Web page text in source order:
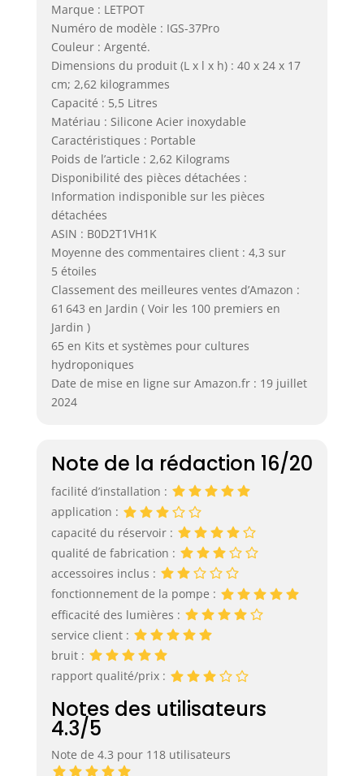
Marque : LETPOT
Numéro de modèle : IGS-37Pro
Couleur : Argenté.
Dimensions du produit (L x l x h) : 40 x 24 x 17
cm; 2,62 kilogrammes
Capacité : 5,5 Litres
Matériau : Silicone Acier inoxydable
Caractéristiques : Portable
Poids de l’article : 2,62 Kilograms
Disponibilité des pièces détachées :
Information indisponible sur les pièces
détachées
ASIN : B0D2T1VH1K
Moyenne des commentaires client : 4,3 sur
5 étoiles
Classement des meilleures ventes d’Amazon :
61 643 en Jardin ( Voir les 100 premiers en
Jardin )
65 en Kits et systèmes pour cultures
hydroponiques
Date de mise en ligne sur Amazon.fr : 19 juillet
2024
Note de la rédaction 16/20
facilité d’installation :
application :
capacité du réservoir :
qualité de fabrication :
accessoires inclus :
fonctionnement de la pompe :
efficacité des lumières :
service client :
bruit :
rapport qualité/prix :
Notes des utilisateurs
4.3/5
Note de 4.3 pour 118 utilisateurs